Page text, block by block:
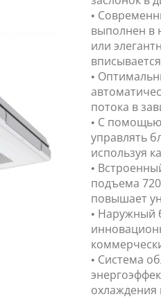
•
выполнен в
или
•
потока в
• С
управлять
используя
•
подъема
повышает
• Наружный
• Система
охлаждения